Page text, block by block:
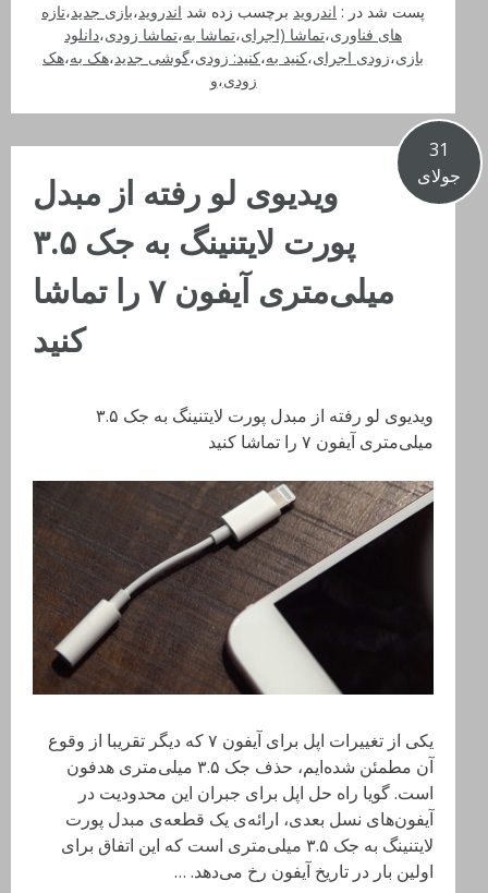
پست شد در : اندروید برچسب زده شد اندروید،بازی جدید،تازه
های فناوری،تماشا (اجرای،تماشا به،تماشا زودی،دانلود
بازی،زودی اجرای،کنید به،کنید: زودی،گوشی جدید،هک به،هک
زودی،و
31
جولای
ویدیوی لو رفته از مبدل
پورت لایتنینگ به جک ۳.۵
میلی‌متری آیفون ۷ را تماشا
کنید
ویدیوی لو رفته از مبدل پورت لایتنینگ به جک ۳.۵
میلی‌متری آیفون ۷ را تماشا کنید
یکی از تغییرات اپل برای آیفون ۷ که دیگر تقریبا از وقوع
آن مطمئن شده‌ایم، حذف جک ۳.۵ میلی‌متری هدفون
است. گویا راه حل اپل برای جبران این محدودیت در
آیفون‌های نسل بعدی، ارائه‌ی یک قطعه‌ی مبدل پورت
لایتنینگ به جک ۳.۵ میلی‌متری است که این اتفاق برای
اولین بار در تاریخ آیفون رخ می‌دهد. …